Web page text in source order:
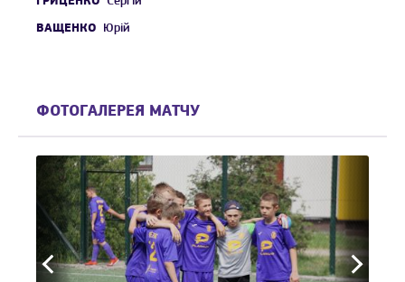
ВАЩЕНКО
Юрій
ФОТОГАЛЕРЕЯ МАТЧУ